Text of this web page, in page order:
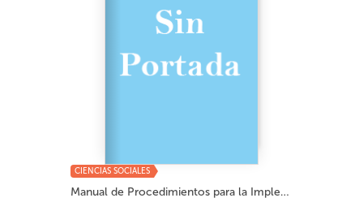
CIENCIAS SOCIALES
Manual de Procedimientos para la Implementaci...